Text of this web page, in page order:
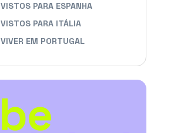
VISTOS PARA ESPANHA
VISTOS PARA ITÁLIA
VIVER EM PORTUGAL